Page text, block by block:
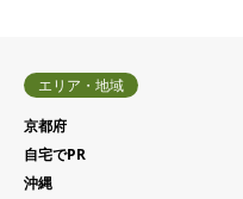
エリア・地域
京都府
自宅でPR
沖縄